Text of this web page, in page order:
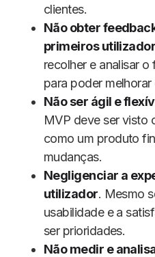
clientes.
Não obter
primeiros
recolher e analisar
para poder
Não ser ágil e
MVP deve ser visto
como um produto
mudanças.
Negligenciar a
utilizador. Mesmo
usabilidade e a
ser prioridades.
Não medir e